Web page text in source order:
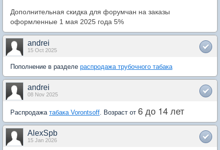
Дополнительная скидка для форумчан на заказы
оформленные 1 мая 2025 года 5%
andrei
15 Oct 2025
Пополнение в разделе распродажа трубочного табака
andrei
08 Nov 2025
Распродажа табака Vorontsoff. Возраст от 6 до 14 лет
AlexSpb
15 Jan 2026